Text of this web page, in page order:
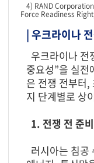
4) RAND
Force Readiness
| 우크라이나
우크라이나 전
중요성”을 실전
은 전쟁 전부터,
지 단계별로 상
1. 전쟁 전 준
러시아는 침공